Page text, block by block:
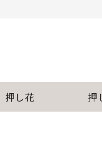
押し花 押